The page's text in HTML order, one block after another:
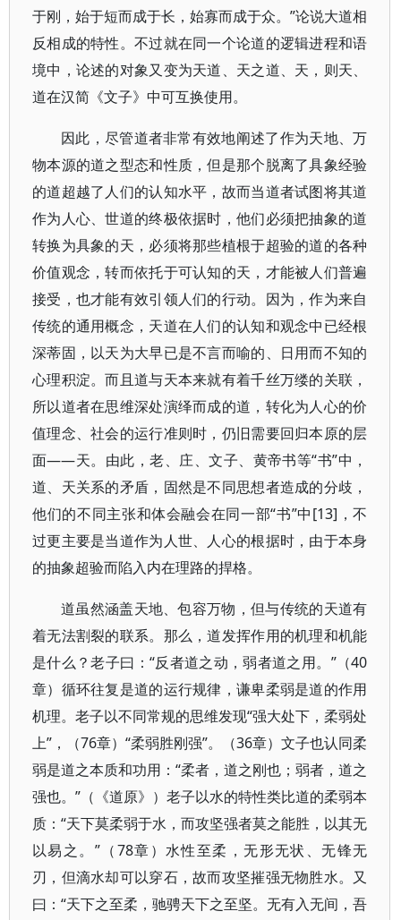
于刚，始于短而成于长，始寡而成于众。”论说大道相
反相成的特性。不过就在同一个论道的逻辑进程和语
境中，论述的对象又变为天道、天之道、天，则天、
道在汉简《文子》中可互换使用。
因此，尽管道者非常有效地阐述了作为天地、万
物本源的道之型态和性质，但是那个脱离了具象经验
的道超越了人们的认知水平，故而当道者试图将其道
作为人心、世道的终极依据时，他们必须把抽象的道
转换为具象的天，必须将那些植根于超验的道的各种
价值观念，转而依托于可认知的天，才能被人们普遍
接受，也才能有效引领人们的行动。因为，作为来自
传统的通用概念，天道在人们的认知和观念中已经根
深蒂固，以天为大早已是不言而喻的、日用而不知的
心理积淀。而且道与天本来就有着千丝万缕的关联，
所以道者在思维深处演绎而成的道，转化为人心的价
值理念、社会的运行准则时，仍旧需要回归本原的层
面——天。由此，老、庄、文子、黄帝书等“书”中，
道、天关系的矛盾，固然是不同思想者造成的分歧，
他们的不同主张和体会融会在同一部“书”中[13]，不
过更主要是当道作为人世、人心的根据时，由于本身
的抽象超验而陷入内在理路的捍格。
道虽然涵盖天地、包容万物，但与传统的天道有
着无法割裂的联系。那么，道发挥作用的机理和机能
是什么？老子曰：“反者道之动，弱者道之用。”（40
章）循环往复是道的运行规律，谦卑柔弱是道的作用
机理。老子以不同常规的思维发现“强大处下，柔弱处
上”，（76章）“柔弱胜刚强”。（36章）文子也认同柔
弱是道之本质和功用：“柔者，道之刚也；弱者，道之
强也。”（《道原》）老子以水的特性类比道的柔弱本
质：“天下莫柔弱于水，而攻坚强者莫之能胜，以其无
以易之。”（78章）水性至柔，无形无状、无锋无
刃，但滴水却可以穿石，故而攻坚摧强无物胜水。又
曰：“天下之至柔，驰骋天下之至坚。无有入无间，吾